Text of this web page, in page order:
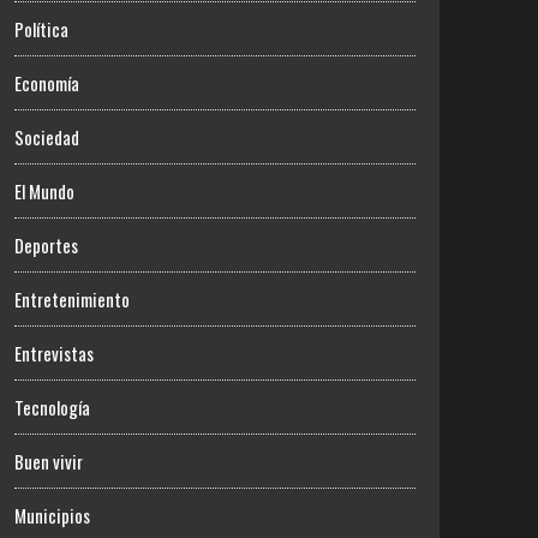
Política
Economía
Sociedad
El Mundo
Deportes
Entretenimiento
Entrevistas
Tecnología
Buen vivir
Municipios